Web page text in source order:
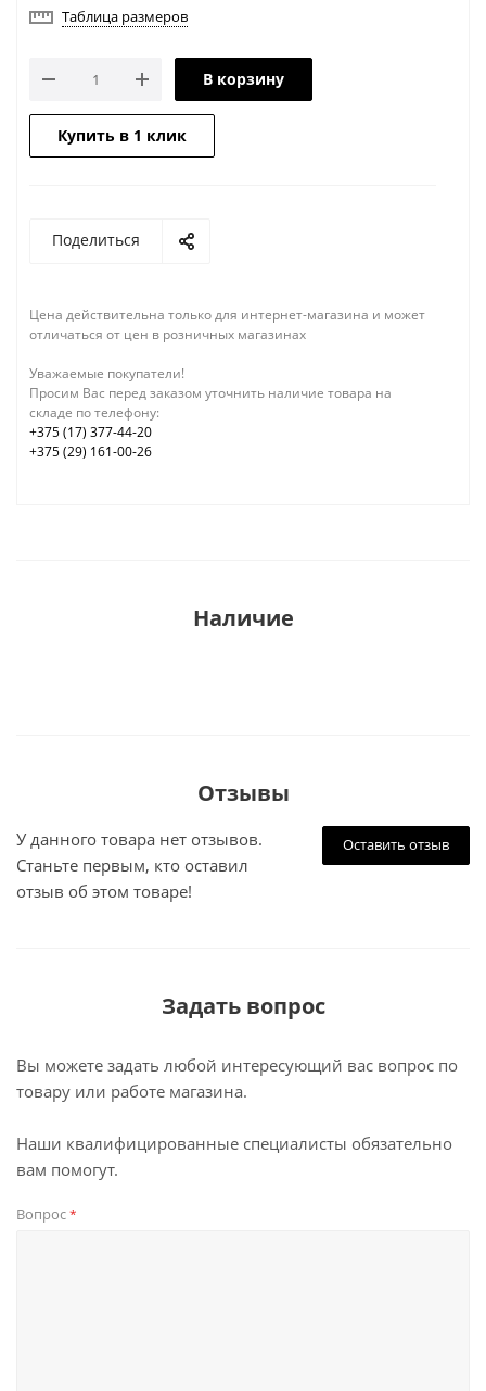
Таблица размеров
В корзину
Купить в 1 клик
Поделиться
Цена действительна только для интернет-магазина и может
отличаться от цен в розничных магазинах
Уважаемые покупатели!
Просим Вас перед заказом уточнить наличие товара на
складе по телефону:
+375 (17) 377-44-20
+375 (29) 161-00-26
Наличие
Отзывы
Оставить отзыв
У данного товара нет отзывов.
Станьте первым, кто оставил
отзыв об этом товаре!
Задать вопрос
Вы можете задать любой интересующий вас вопрос по
товару или работе магазина.
Наши квалифицированные специалисты обязательно
вам помогут.
Вопрос*